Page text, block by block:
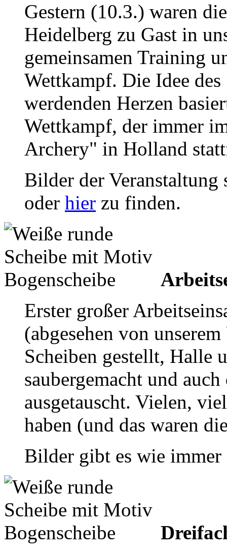
Gestern (10.3.) waren
Heidelberg zu Gast in
gemeinsamen Training
Wettkampf. Die Idee
werdenden Herzen
Wettkampf, der immer
Archery" in Holland
Bilder der
oder hier zu finden.
Erster großer
(abgesehen von
Scheiben gestellt, Halle
saubergemacht und
ausgetauscht. Vielen,
haben (und das waren
Bilder gibt es wie